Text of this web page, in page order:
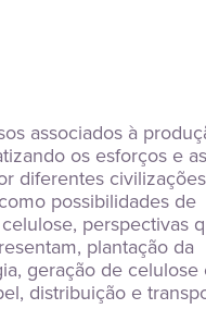
associados à
os esforços e as
diferentes
possibilidades de
perspectivas
plantação da
geração de celulose
distribuição e